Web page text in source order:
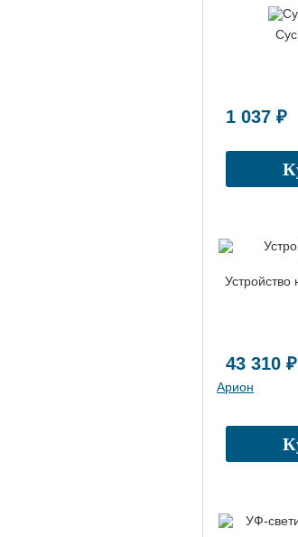
1 037 ₽
43 310 ₽
Арион